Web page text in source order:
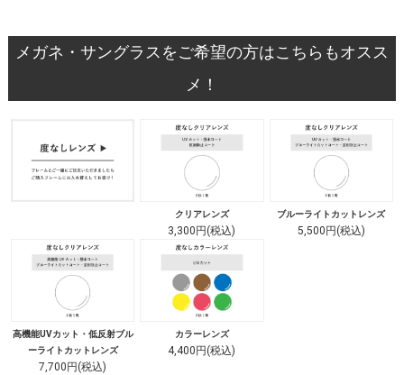
メガネ・サングラスをご希望の方はこちらもオスス
メ！
クリアレンズ
3,300円(税込)
ブルーライトカットレンズ
5,500円(税込)
高機能UVカット・低反射ブル
ーライトカットレンズ
7,700円(税込)
カラーレンズ
4,400円(税込)